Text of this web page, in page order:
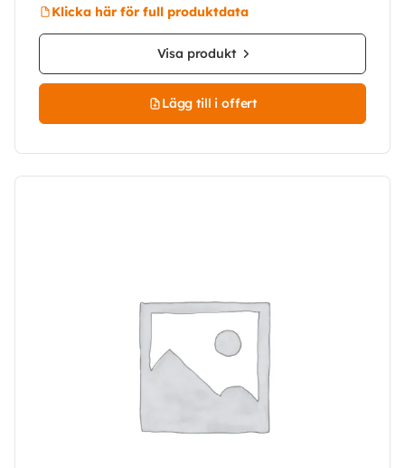
Klicka här för full produktdata
Visa produkt
Lägg till i offert